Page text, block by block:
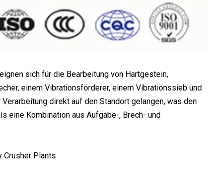
sich für die Bearbeitung von Hartgestein,
einem Vibrationsförderer, einem Vibrationssieb und
direkt auf den Standort gelangen, was den
eine Kombination aus Aufgabe-, Brech- und